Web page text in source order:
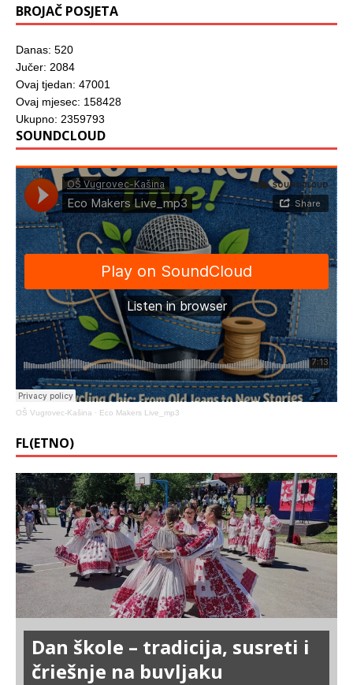
BROJAČ POSJETA
Danas: 520
Jučer: 2084
Ovaj tjedan: 47001
Ovaj mjesec: 158428
Ukupno: 2359793
SOUNDCLOUD
OŠ Vugrovec-Kašina · Eco Makers Live_mp3
FL(ETNO)
Dan škole – tradicija, susreti i
čriešnje na buvljaku